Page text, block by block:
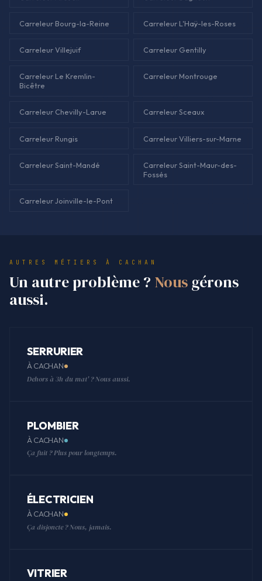
Carreleur Bourg-la-Reine Carreleur L'Haÿ-les-Roses
Carreleur Villejuif Carreleur Gentilly
Carreleur Le Kremlin-
Bicêtre
Carreleur Montrouge
Carreleur Chevilly-Larue Carreleur Sceaux
Carreleur Rungis Carreleur Villiers-sur-Marne
Carreleur Saint-Mandé
Carreleur Saint-Maur-des-
Fossés
Carreleur Joinville-le-Pont
AUTRES MÉTIERS À CACHAN
Un autre problème ? Nousgérons
aussi.
SERRURIER
À CACHAN
Dehors à 3h du mat' ? Nous aussi.
PLOMBIER
À CACHAN
Ça fuit ? Plus pour longtemps.
ÉLECTRICIEN
À CACHAN
Ça disjoncte ? Nous, jamais.
VITRIER